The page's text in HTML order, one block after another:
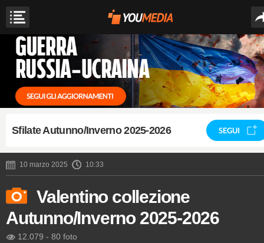
Sfilate Autunno/Inverno 2025-2026 SEGUI
10 marzo 2025 10:33
Valentino collezione
Autunno/Inverno 2025-2026
12.079 - 80 foto